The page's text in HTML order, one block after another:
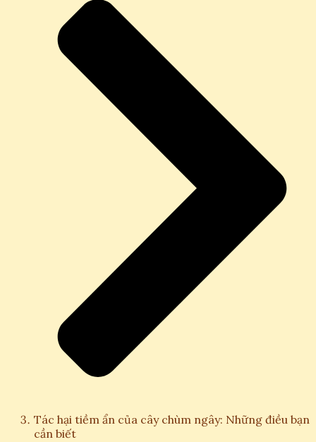
Tác hại tiềm ẩn của cây chùm ngây: Những điều bạn
cần biết